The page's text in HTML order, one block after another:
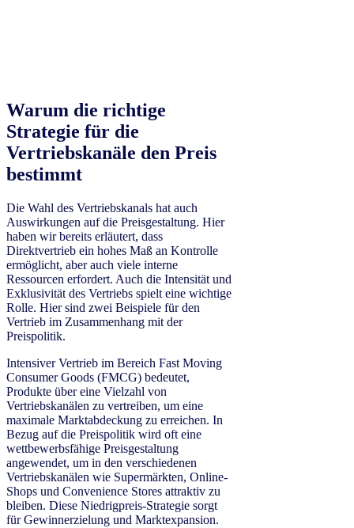
Warum die richtige
Strategie für die
Vertriebskanäle den Preis
bestimmt
Die Wahl des Vertriebskanals hat auch
Auswirkungen auf die Preisgestaltung. Hier
haben wir bereits erläutert, dass
Direktvertrieb ein hohes Maß an Kontrolle
ermöglicht, aber auch viele interne
Ressourcen erfordert. Auch die Intensität und
Exklusivität des Vertriebs spielt eine wichtige
Rolle. Hier sind zwei Beispiele für den
Vertrieb im Zusammenhang mit der
Preispolitik.
Intensiver Vertrieb im Bereich Fast Moving
Consumer Goods (FMCG) bedeutet,
Produkte über eine Vielzahl von
Vertriebskanälen zu vertreiben, um eine
maximale Marktabdeckung zu erreichen. In
Bezug auf die Preispolitik wird oft eine
wettbewerbsfähige Preisgestaltung
angewendet, um in den verschiedenen
Vertriebskanälen wie Supermärkten, Online-
Shops und Convenience Stores attraktiv zu
bleiben. Diese Niedrigpreis-Strategie sorgt
für Gewinnerzielung und Marktexpansion.